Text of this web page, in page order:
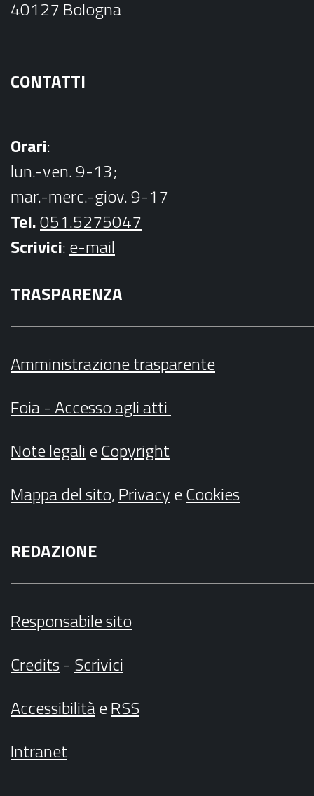
k
40127 Bologna
CONTATTI
Orari:
lun.-ven. 9-13;
mar.-merc.-giov. 9-17
Tel.051.5275047
Scrivici:e-mail
TRASPARENZA
Amministrazione trasparente
Foia - Accesso agli atti
Note legalieCopyright
Mappa del sito,PrivacyeCookies
REDAZIONE
Responsabile sito
Credits- Scrivici
AccessibilitàeRSS
Intranet